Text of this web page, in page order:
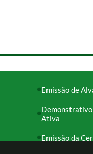
Emissão de
Demonstrativo
Ativa
Emissão da